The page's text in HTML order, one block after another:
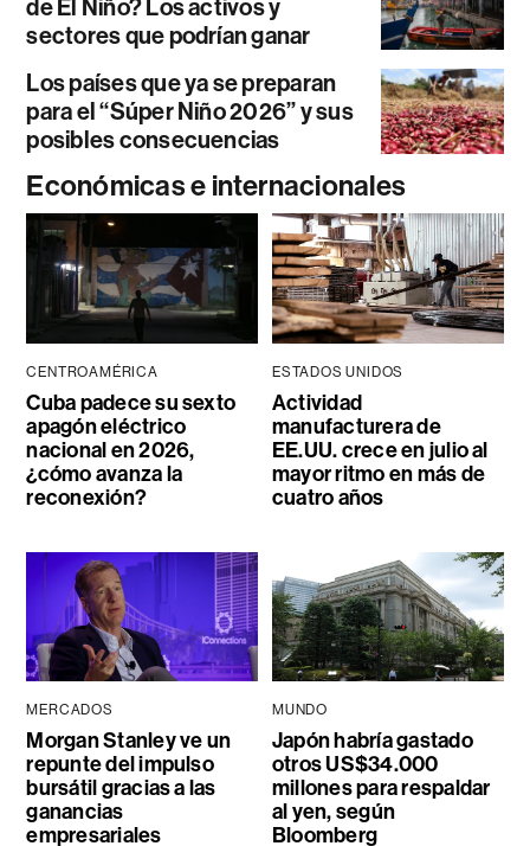
de El Niño? Los activos y
sectores que podrían ganar
Los países que ya se preparan
para el “Súper Niño 2026” y sus
posibles consecuencias
Económicas e internacionales
CENTROAMÉRICA
Cuba padece su sexto
apagón eléctrico
nacional en 2026,
¿cómo avanza la
reconexión?
ESTADOS UNIDOS
Actividad
manufacturera de
EE.UU. crece en julio al
mayor ritmo en más de
cuatro años
MERCADOS
Morgan Stanley ve un
repunte del impulso
bursátil gracias a las
ganancias
empresariales
MUNDO
Japón habría gastado
otros US$34.000
millones para respaldar
al yen, según
Bloomberg